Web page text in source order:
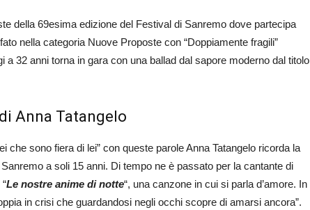
della 69esima edizione del Festival di Sanremo dove partecipa
nella categoria Nuove Proposte con “Doppiamente fragili”
a 32 anni torna in gara con una ballad dal sapore moderno dal titolo
Anna Tatangelo
che sono fiera di lei” con queste parole Anna Tatangelo ricorda la
a soli 15 anni. Di tempo ne è passato per la cantante di
Le nostre anime di notte“, una canzone in cui si parla d’amore. In
in crisi che guardandosi negli occhi scopre di amarsi ancora”.